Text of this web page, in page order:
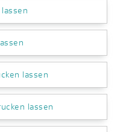
lassen
lassen